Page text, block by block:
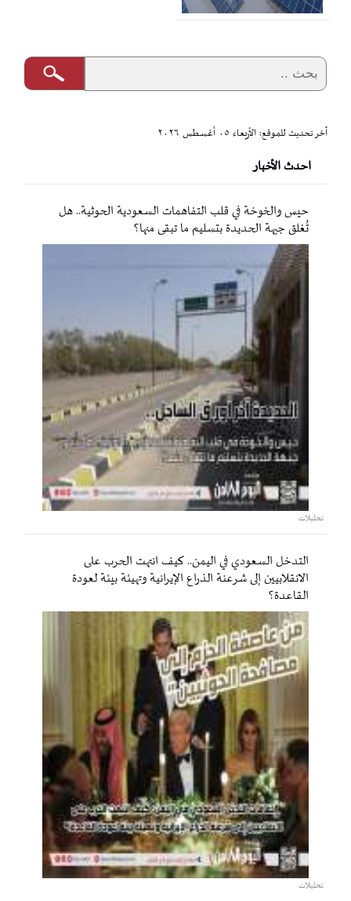
آخر تحديث للموقع: الأربعاء ٠٥ أغسطس ٢٠٢٦
احدث الأخبار
حيس والخوخة في قلب التفاهمات السعودية الحوثية.. هل
تُغلق جبهة الحديدة بتسليم ما تبقى منها؟
تحليلات
التدخل السعودي في اليمن.. كيف انتهت الحرب على
الانقلابيين إلى شرعنة الذراع الإيرانية وتهيئة بيئة لعودة
القاعدة؟
تحليلات